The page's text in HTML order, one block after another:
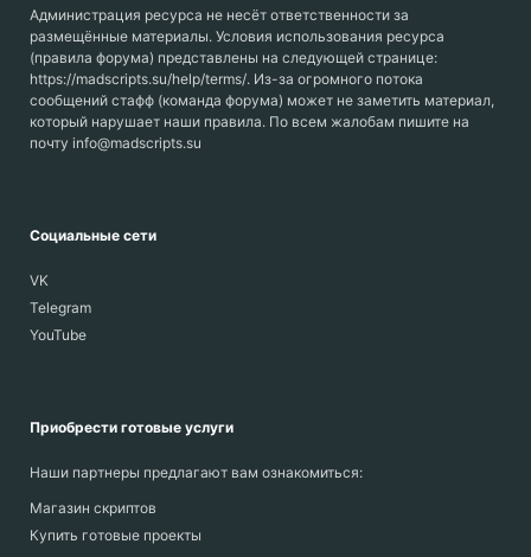
Администрация ресурса не несёт ответственности за
размещённые материалы. Условия использования ресурса
(правила форума) представлены на следующей странице:
https://madscripts.su/help/terms/. Из-за огромного потока
сообщений стафф (команда форума) может не заметить материал,
который нарушает наши правила. По всем жалобам пишите на
почту info@madscripts.su
Социальные сети
VK
Telegram
YouTube
Приобрести готовые услуги
Наши партнеры предлагают вам ознакомиться:
Магазин скриптов
Купить готовые проекты